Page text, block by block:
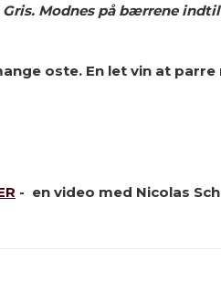
Modnes på bærrene
oste. En let vin at parre
- en video med Nicolas